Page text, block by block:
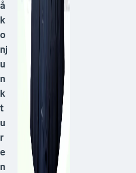
å
k
o
nj
u
n
k
t
u
r
e
n